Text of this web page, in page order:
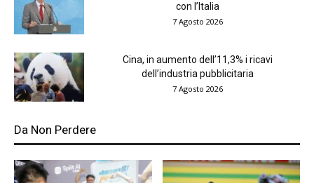
con l’Italia
7 Agosto 2026
Cina, in aumento dell’11,3% i ricavi
dell’industria pubblicitaria
7 Agosto 2026
Da Non Perdere